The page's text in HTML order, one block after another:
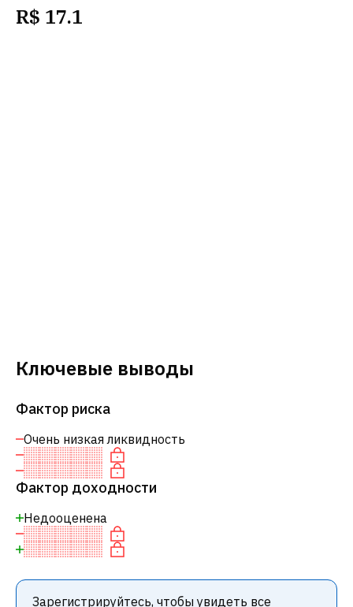
R$ 17.1
Ключевые выводы
Фактор риска
Очень низкая ликвидность
Фактор доходности
Недооценена
Зарегистрируйтесь, чтобы увидеть все